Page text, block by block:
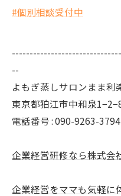
#個別相談受付中
--
よもぎ蒸しサロンまま
東京都狛江市中和泉
電話番号 : 090-9263-3794
企業経営研修なら株式会
企業経営をママも気軽に